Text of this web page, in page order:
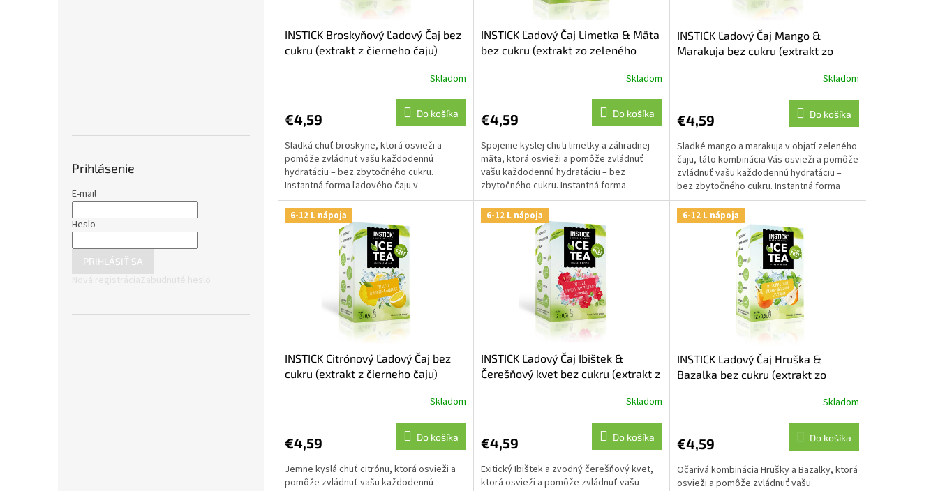
Prihlásenie
E-mail
Heslo
PRIHLÁSIŤ SA
INSTICK Broskyňový Ľadový Čaj bez
cukru (extrakt z čierneho čaju)
Skladom
€4,59 Do košíka
Sladká chuť broskyne, ktorá osvieži a
pomôže zvládnuť vašu každodennú
hydratáciu – bez zbytočného cukru.
Instantná forma ľadového čaju v
praktických tyčinkách - stač...
INSTICK Ľadový Čaj Limetka & Mäta
bez cukru (extrakt zo zeleného
Skladom
€4,59 Do košíka
Spojenie kyslej chuti limetky a záhradnej
mäta, ktorá osvieži a pomôže zvládnuť
vašu každodennú hydratáciu – bez
zbytočného cukru. Instantná forma
ľadového čaju v pr...
INSTICK Ľadový Čaj Mango &
Marakuja bez cukru (extrakt zo
Skladom
€4,59 Do košíka
Sladké mango a marakuja v objatí zeleného
čaju, táto kombinácia Vás osvieži a pomôže
zvládnuť vašu každodennú hydratáciu –
bez zbytočného cukru. Instantná forma
ľado...
6-12 L nápoja
INSTICK Citrónový Ľadový Čaj bez
cukru (extrakt z čierneho čaju)
Skladom
€4,59 Do košíka
Jemne kyslá chuť citrónu, ktorá osvieži a
pomôže zvládnuť vašu každodennú
6-12 L nápoja
INSTICK Ľadový Čaj Ibištek &
Čerešňový kvet bez cukru (extrakt z
Skladom
€4,59 Do košíka
Exitický Ibištek a zvodný čerešňový kvet,
ktorá osvieži a pomôže zvládnuť vašu
6-12 L nápoja
INSTICK Ľadový Čaj Hruška &
Bazalka bez cukru (extrakt zo
Skladom
€4,59 Do košíka
Očarivá kombinácia Hrušky a Bazalky, ktorá
osvieži a pomôže zvládnuť vašu